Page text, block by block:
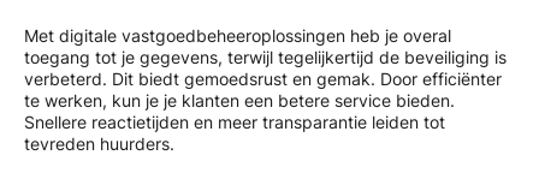
Met digitale vastgoedbeheeroplossingen heb je overal
toegang tot je gegevens, terwijl tegelijkertijd de beveiliging is
verbeterd. Dit biedt gemoedsrust en gemak. Door efficiënter
te werken, kun je je klanten een betere service bieden.
Snellere reactietijden en meer transparantie leiden tot
tevreden huurders.